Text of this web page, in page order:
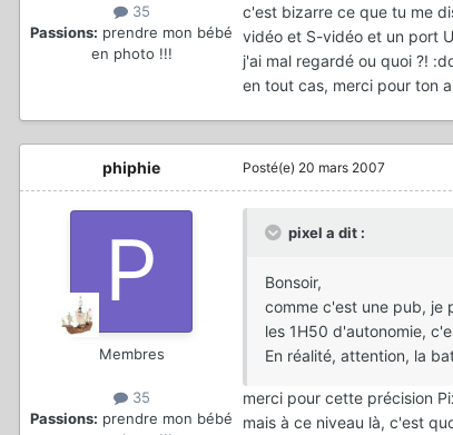
35
Passions: prendre mon bébé
en photo !!!
c'est bizarre ce que tu me
vidéo et S-vidéo et un port
j'ai mal regardé ou quoi ?!
en tout cas, merci pour ton
phiphie
Membres
35
Passions: prendre mon bébé
Posté(e) 20 mars 2007
pixel a dit :
Bonsoir,
comme c'est une pub, je
les 1H50 d'autonomie,
En réalité, attention, la
merci pour cette précision
mais à ce niveau là, c'est